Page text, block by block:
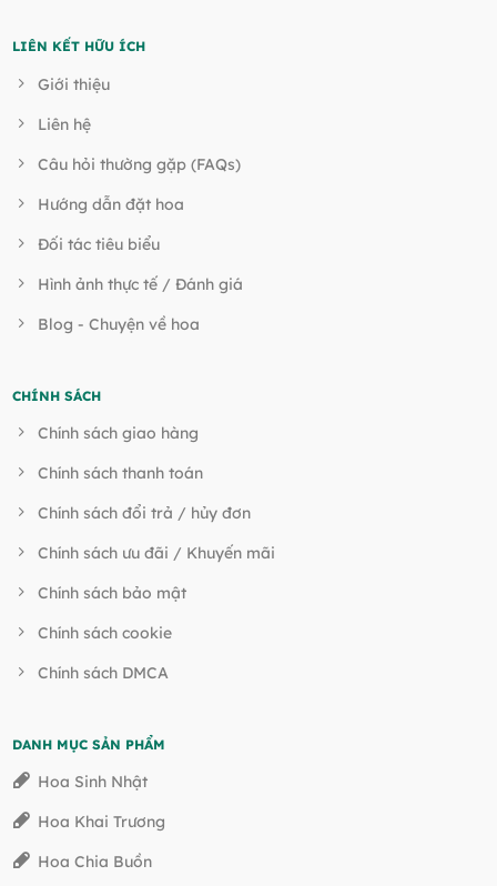
LIÊN KẾT HỮU ÍCH
Giới thiệu
Liên hệ
Câu hỏi thường gặp (FAQs)
Hướng dẫn đặt hoa
Đối tác tiêu biểu
Hình ảnh thực tế / Đánh giá
Blog - Chuyện về hoa
CHÍNH SÁCH
Chính sách giao hàng
Chính sách thanh toán
Chính sách đổi trả / hủy đơn
Chính sách ưu đãi / Khuyến mãi
Chính sách bảo mật
Chính sách cookie
Chính sách DMCA
DANH MỤC SẢN PHẨM
Hoa Sinh Nhật
Hoa Khai Trương
Hoa Chia Buồn